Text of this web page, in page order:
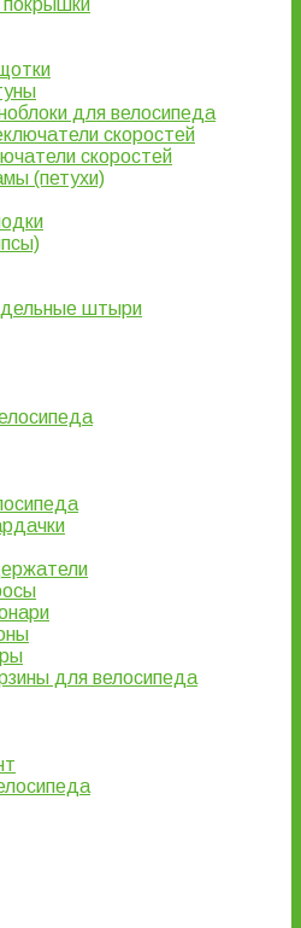
для велосипеда
скоростей
скоростей
(петухи)
штыри
для велосипеда